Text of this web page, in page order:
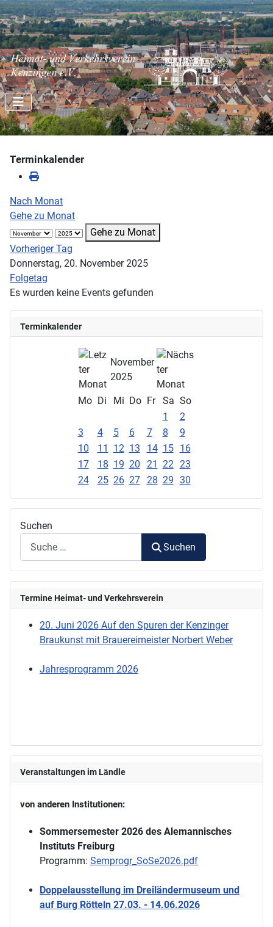
Terminkalender
November
2025
Mo Di Mi Do Fr Sa So
1
2
3
4 5 6 7 8
9
10
11 12 13 14 15
16
17
18 19 20 21 22 23
24
25 26 27 28 29 30
Suchen
Suchen
Termine Heimat- und Verkehrsverein
20. Juni 2026 Auf den Spuren der Kenzinger
Braukunst mit Brauereimeister Norbert Weber
Jahresprogramm 2026
Veranstaltungen im Ländle
von anderen Institutionen:
Sommersemester 2026 des Alemannisches
Instituts Freiburg
Programm: Semprogr_SoSe2026.pdf
Doppelausstellung im Dreiländermuseum und
auf Burg Rötteln 27.03. - 14.06.2026
Terminkalender
Nach Monat
Gehe zu Monat
Gehe zu Monat
Vorheriger Tag
Donnerstag, 20. November 2025
Folgetag
Es wurden keine Events gefunden